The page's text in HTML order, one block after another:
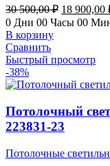
30 500,00₽
цена
500,00 ₽.
18 900,00
0 Дни 00 Часы 00
В корзину
Сравнить
Быстрый просмотр
-38%
Потолочный
223831-23
Потолочные